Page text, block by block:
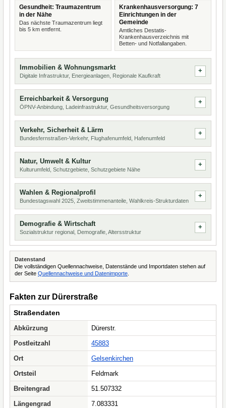
Gesundheit: Traumazentrum
in der Nähe
Das nächste Traumazentrum liegt
bis 5 km entfernt.
Krankenhausversorgung: 7
Einrichtungen in der
Gemeinde
Amtliches Destatis-
Krankenhausverzeichnis mit
Betten- und Notfallangaben.
Immobilien & Wohnungsmarkt
Digitale Infrastruktur, Energieanlagen, Regionale Kaufkraft
Erreichbarkeit & Versorgung
ÖPNV-Anbindung, Ladeinfrastruktur, Gesundheitsversorgung
Verkehr, Sicherheit & Lärm
Bundesfernstraßen-Verkehr, Flughafenumfeld, Hafenumfeld
Natur, Umwelt & Kultur
Kulturumfeld, Schutzgebiete, Schutzgebiete Nähe
Wahlen & Regionalprofil
Bundestagswahl 2025, Zweitstimmenanteile, Wahlkreis-Strukturdaten
Demografie & Wirtschaft
Sozialstruktur regional, Demografie, Altersstruktur
Datenstand
Die vollständigen Quellennachweise, Datenstände und Importdaten stehen auf
der Seite Quellennachweise und Datenimporte
Fakten zur Dürerstraße
Straßendaten
Abkürzung
Dürerstr.
Postleitzahl
45883
Ort
Gelsenkirchen
Ortsteil
Feldmark
Breitengrad
51.507332
Längengrad
7.083331